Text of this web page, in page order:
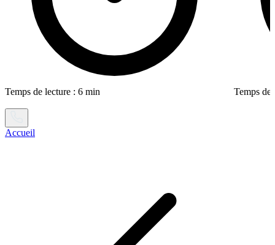
Temps de lecture : 6 min Temps de
Accueil